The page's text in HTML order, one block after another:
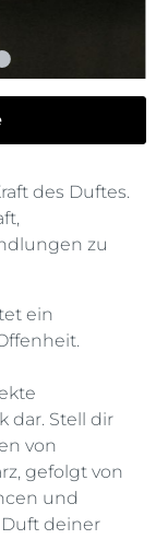
des Duftes.
zu
ein
dar. Stell dir
von
gefolgt von
und
deiner